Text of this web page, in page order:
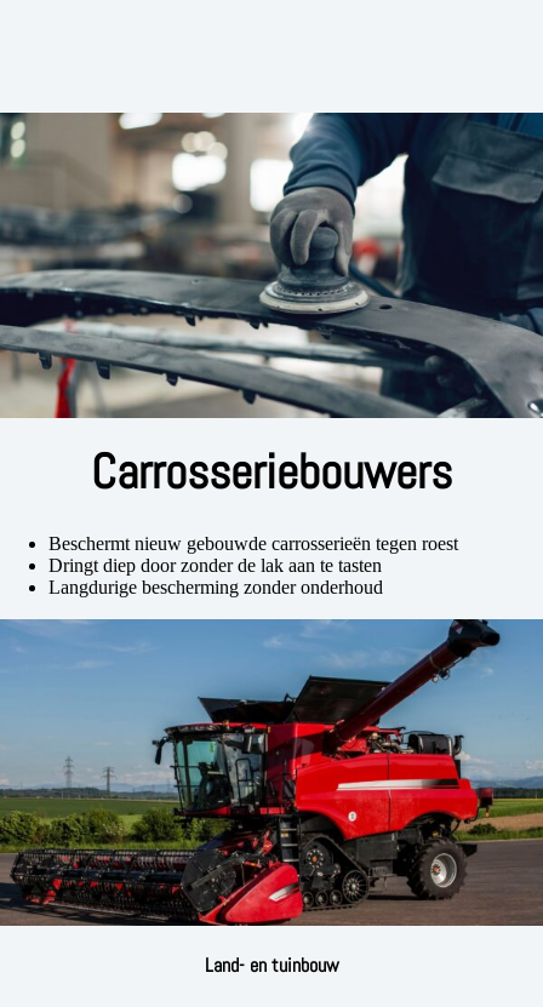
Carrosseriebouwers
Beschermt nieuw gebouwde carrosserieën tegen roest
Dringt diep door zonder de lak aan te tasten
Langdurige bescherming zonder onderhoud
Land- en tuinbouw